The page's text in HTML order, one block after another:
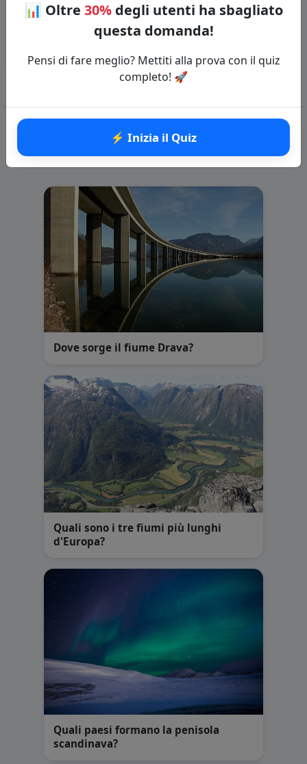
📊 Oltre 30%degli utenti ha sbagliato
questa domanda!
Pensi di fare meglio? Mettiti alla prova con il quiz
completo! 🚀
⚡ Inizia il Quiz
⚡ Inizia il Quiz
Domande correlate
Dove sorge il fiume Drava?
Quali sono i tre fiumi più lunghi
d'Europa?
Quali paesi formano la penisola
scandinava?